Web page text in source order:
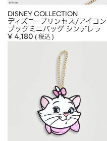
DISNEY COLLECTION
ディズニープリンセス/アイコン
ブックミニバッグ シンデレラ
¥ 4,180 税込